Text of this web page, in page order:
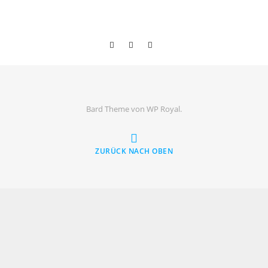
Bard Theme von WP Royal.
ZURÜCK NACH OBEN